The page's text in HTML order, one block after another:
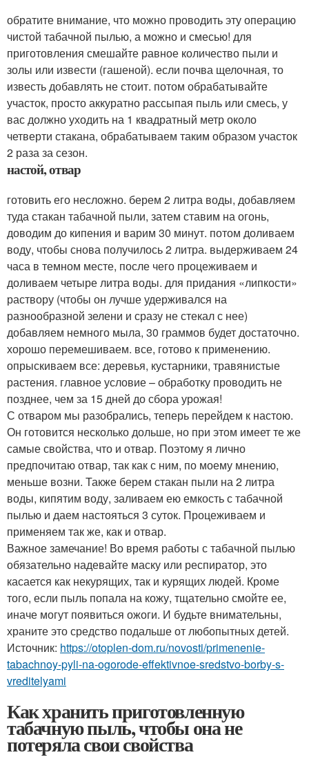
обратите внимание, что можно проводить эту операцию
чистой табачной пылью, а можно и смесью! для
приготовления смешайте равное количество пыли и
золы или извести (гашеной). если почва щелочная, то
известь добавлять не стоит. потом обрабатывайте
участок, просто аккуратно рассыпая пыль или смесь, у
вас должно уходить на 1 квадратный метр около
четверти стакана, обрабатываем таким образом участок
2 раза за сезон.
настой, отвар
готовить его несложно. берем 2 литра воды, добавляем
туда стакан табачной пыли, затем ставим на огонь,
доводим до кипения и варим 30 минут. потом доливаем
воду, чтобы снова получилось 2 литра. выдерживаем 24
часа в темном месте, после чего процеживаем и
доливаем четыре литра воды. для придания «липкости»
раствору (чтобы он лучше удерживался на
разнообразной зелени и сразу не стекал с нее)
добавляем немного мыла, 30 граммов будет достаточно.
хорошо перемешиваем. все, готово к применению.
опрыскиваем все: деревья, кустарники, травянистые
растения. главное условие – обработку проводить не
позднее, чем за 15 дней до сбора урожая!
С отваром мы разобрались, теперь перейдем к настою.
Он готовится несколько дольше, но при этом имеет те же
самые свойства, что и отвар. Поэтому я лично
предпочитаю отвар, так как с ним, по моему мнению,
меньше возни. Также берем стакан пыли на 2 литра
воды, кипятим воду, заливаем ею емкость с табачной
пылью и даем настояться 3 суток. Процеживаем и
применяем так же, как и отвар.
Важное замечание! Во время работы с табачной пылью
обязательно надевайте маску или респиратор, это
касается как некурящих, так и курящих людей. Кроме
того, если пыль попала на кожу, тщательно смойте ее,
иначе могут появиться ожоги. И будьте внимательны,
храните это средство подальше от любопытных детей.
Источник: https://otoplen-dom.ru/novosti/primenenie-
tabachnoy-pyli-na-ogorode-effektivnoe-sredstvo-borby-s-
vreditelyami
Как хранить приготовленную
табачную пыль, чтобы она не
потеряла свои свойства